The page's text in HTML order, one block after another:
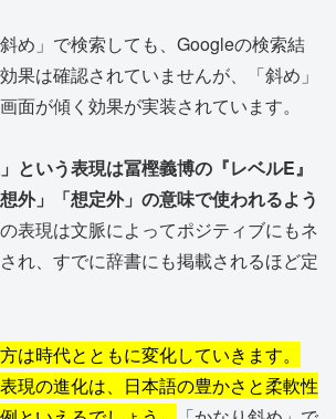
め」で検索しても、Googleの検索結
果は確認されていませんが、「斜め」
面が傾く効果が実装されています。
という表現は冨樫義博の『レベルE』
外」「想定外」の意味で使われるよう
表現は文脈によってポジティブにもネ
れ、すでに辞書にも掲載されるほど定
は時代とともに変化していきます。
現の進化は、日本語の豊かさと柔軟性